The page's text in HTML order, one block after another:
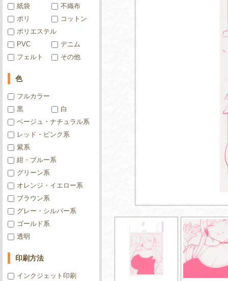
紙袋
不織布
ポリ
コットン
ポリエステル
PVC
デニム
フェルト
その他
色
フルカラー
黒
白
ベージュ・ナチュラル系
レッド・ピンク系
紫系
紺・ブルー系
グリーン系
オレンジ・イエロー系
ブラウン系
グレー・シルバー系
ゴールド系
透明
印刷方法
インクジェット印刷